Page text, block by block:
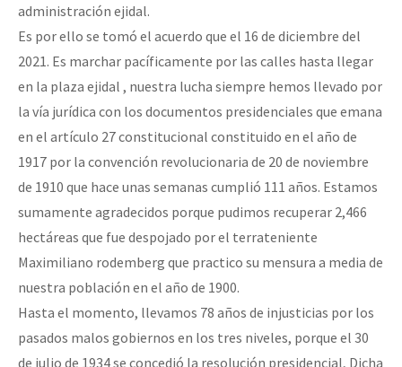
administración ejidal.
Es por ello se tomó el acuerdo que el 16 de diciembre del
2021. Es marchar pacíficamente por las calles hasta llegar
en la plaza ejidal , nuestra lucha siempre hemos llevado por
la vía jurídica con los documentos presidenciales que emana
en el artículo 27 constitucional constituido en el año de
1917 por la convención revolucionaria de 20 de noviembre
de 1910 que hace unas semanas cumplió 111 años. Estamos
sumamente agradecidos porque pudimos recuperar 2,466
hectáreas que fue despojado por el terrateniente
Maximiliano rodemberg que practico su mensura a media de
nuestra población en el año de 1900.
Hasta el momento, llevamos 78 años de injusticias por los
pasados malos gobiernos en los tres niveles, porque el 30
de julio de 1934 se concedió la resolución presidencial, Dicha